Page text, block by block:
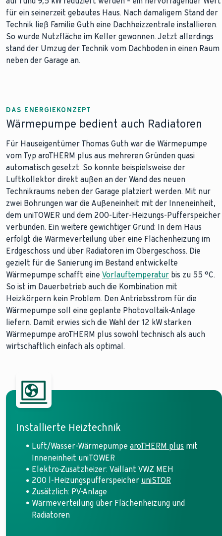
für ein seinerzeit gebautes Haus. Nach damaligem Stand der
Technik ließ Familie Guth eine Dachheizzentrale installieren.
So wurde Nutzfläche im Keller gewonnen. Jetzt allerdings
stand der Umzug der Technik vom Dachboden in einen Raum
neben der Garage an.
DAS ENERGIEKONZEPT
Wärmepumpe bedient auch Radiatoren
Für Hauseigentümer Thomas Guth war die Wärmepumpe
vom Typ aroTHERM plus aus mehreren Gründen quasi
automatisch gesetzt. So konnte beispielsweise der
Luftkollektor direkt außen an der Wand des neuen
Technikraums neben der Garage platziert werden. Mit nur
zwei Bohrungen war die Außeneinheit mit der Inneneinheit,
dem uniTOWER und dem 200-Liter-Heizungs-Pufferspeicher
verbunden. Ein weitere gewichtiger Grund: In dem Haus
erfolgt die Wärmeverteilung über eine Flächenheizung im
Erdgeschoss und über Radiatoren im Obergeschoss. Die
gezielt für die Sanierung im Bestand entwickelte
Wärmepumpe schafft eine Vorlauftemperatur bis zu 55 °C.
So ist im Dauerbetrieb auch die Kombination mit
Heizkörpern kein Problem. Den Antriebsstrom für die
Wärmepumpe soll eine geplante Photovoltaik-Anlage
liefern. Damit erwies sich die Wahl der 12 kW starken
Wärmepumpe aroTHERM plus sowohl technisch als auch
wirtschaftlich einfach als optimal.
Weitere Informationen finden Sie in unserem
Installierte Heiztechnik
Luft/Wasser-Wärmepumpe aroTHERM plus mit
Inneneinheit uniTOWER
Elektro-Zusatzheizer: Vaillant VWZ MEH
200 l-Heizungspufferspeicher uniSTOR
Zusätzlich: PV-Anlage
Wärmeverteilung über Flächenheizung und
Radiatoren